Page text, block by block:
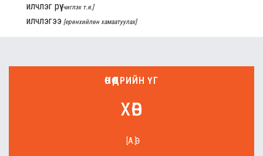
илчлэг рүү [чиглэх т.я.]
илчлэгээ [ерөнхийлөн хамаатуулах]
ӨНӨӨДРИЙН ҮГ
хөв
[А.Ө]